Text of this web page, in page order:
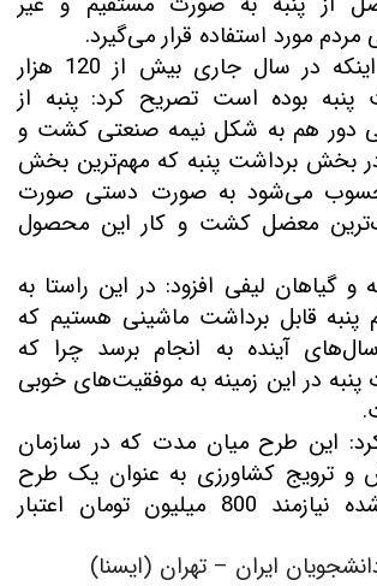
مورد استفاده قرار می‌گیرد.
روشنی با بیان اینکه در سال جاری بیش از 120 هزار
بوده است تصریح کرد: پنبه از
دور هم به شکل نیمه صنعتی کشت و
بخش برداشت پنبه که مهم‌ترین بخش
می‌شود به صورت دستی صورت
معضل کشت و کار این محصول
و گیاهان لیفی افزود: در این راستا به
پنبه قابل برداشت ماشینی هستیم که
آینده به انجام برسد چرا که
در این زمینه به موفقیت‌های خوبی
.
این طرح میان مدت که در سازمان
و ترویج کشاورزی به عنوان یک طرح
کلان تصویب شده نیازمند 800 میلیون تومان اعتبار
ایران – تهران (ایسنا)